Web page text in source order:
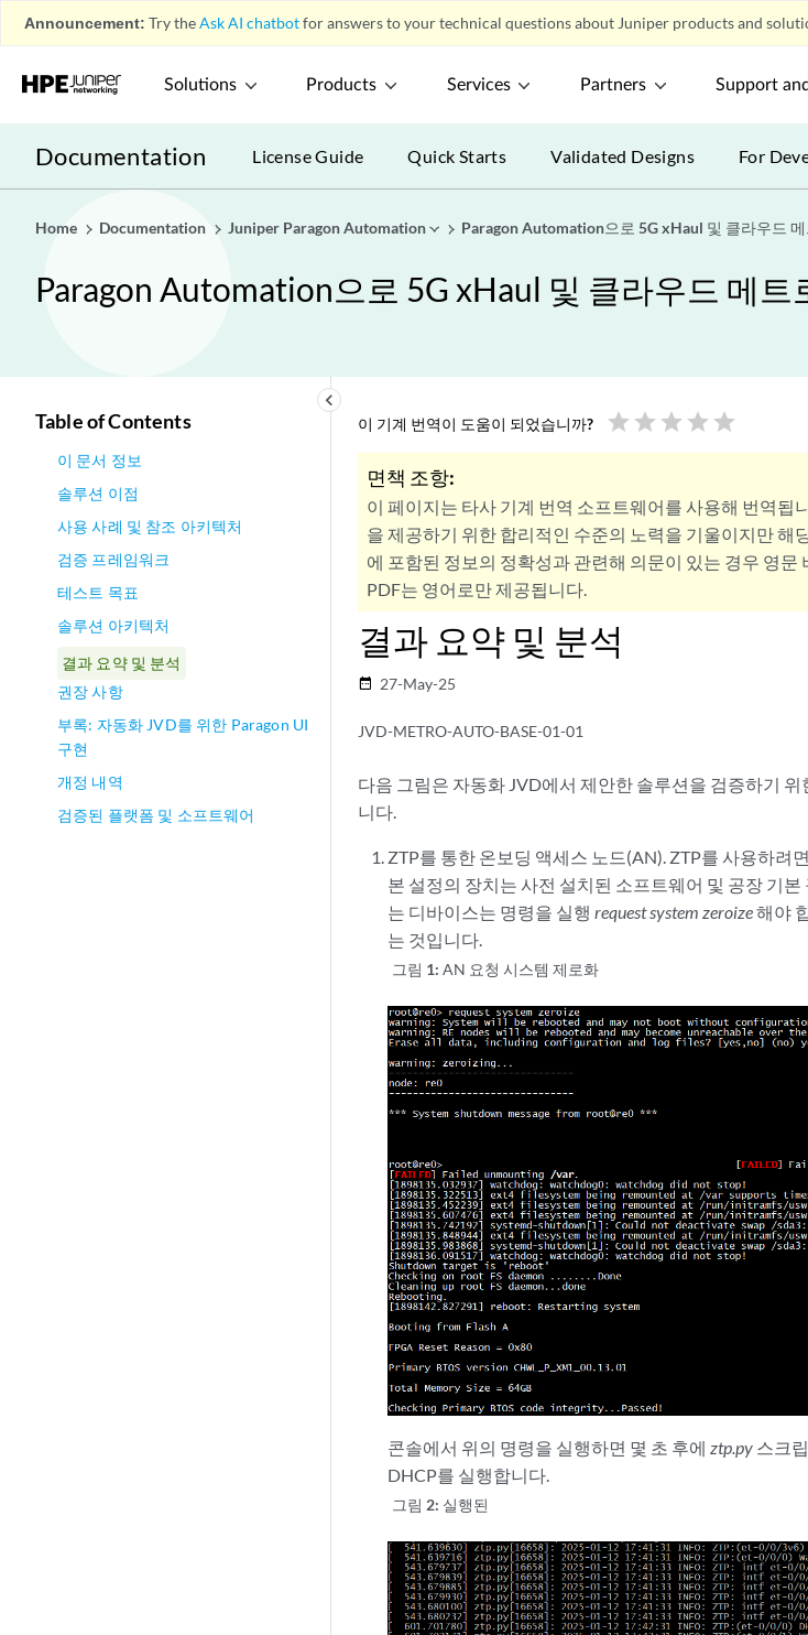
Announcement: Try theAsk AI chatbotfor answers to your technical questions about Juniper products and
Solutions Products Services Partners Support
Documentation License Guide Quick Starts Validated Designs For
Home Documentation Juniper Paragon Automation Paragon Automation으로 5G xHaul 및 클라우드
Paragon Automation으로 5G xHaul 및 클라우드 메
keyboard_arrow_left
Table of Contents
이 문서 정보
솔루션 이점
사용 사례 및 참조 아키텍처
검증 프레임워크
테스트 목표
솔루션 아키텍처
결과 요약 및 분석
권장 사항
부록: 자동화 JVD를 위한 Paragon UI
구현
개정 내역
검증된 플랫폼 및 소프트웨어
이 기계 번역이 도움이 되었습니까? star star star star star
면책 조항:
이 페이지는 타사 기계 번역 소프트웨어를 사용해 번역됩
을 제공하기 위한 합리적인 수준의 노력을 기울이지만 해
에 포함된 정보의 정확성과 관련해 의문이 있는 경우 영
PDF는 영어로만 제공됩니다.
결과 요약 및 분석
date_range 27-May-25
JVD-METRO-AUTO-BASE-01-01
다음 그림은 자동화 JVD에서 제안한 솔루션을 검증하기
니다.
ZTP를 통한 온보딩 액세스 노드(AN). ZTP를 사용하려
본 설정의 장치는 사전 설치된 소프트웨어 및 공장 기
는 디바이스는 명령을 실행request system zeroize해야
는 것입니다.
그림 1:AN 요청 시스템 제로화
콘솔에서 위의 명령을 실행하면 몇 초 후에ztp.py 스크
DHCP를 실행합니다.
그림 2: 실행된